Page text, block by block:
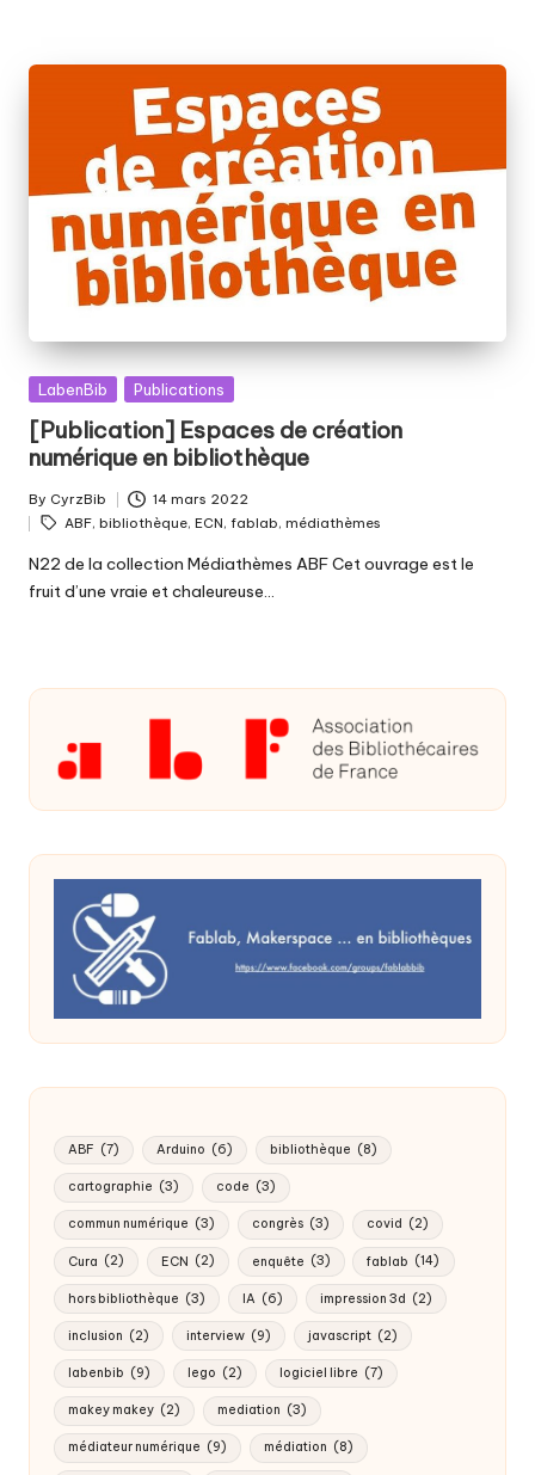
Posted
LabenBib Publications
[Publication] Espaces de création
numérique en bibliothèque
Posted
by
By CyrzBib 14 mars 2022
Tags:
ABF, bibliothèque, ECN, fablab, médiathèmes
N22 de la collection Médiathèmes ABF Cet ouvrage est le
fruit d’une vraie et chaleureuse…
ABF (7) Arduino (6) bibliothèque (8)
cartographie (3) code (3)
commun numérique (3) congrès (3) covid (2)
Cura (2) ECN (2) enquête (3) fablab (14)
hors bibliothèque (3) IA (6) impression 3d (2)
inclusion (2) interview (9) javascript (2)
labenbib (9) lego (2) logiciel libre (7)
makey makey (2) mediation (3)
médiateur numérique (9) médiation (8)